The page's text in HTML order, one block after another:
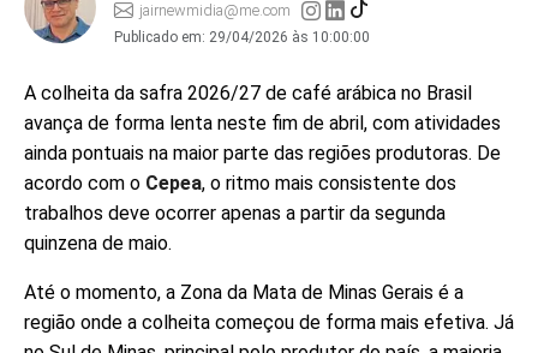
jairnewmidia@me.com
Publicado em: 29/04/2026 às 10:00:00
A colheita da safra 2026/27 de café arábica no Brasil
avança de forma lenta neste fim de abril, com atividades
ainda pontuais na maior parte das regiões produtoras. De
acordo com o Cepea, o ritmo mais consistente dos
trabalhos deve ocorrer apenas a partir da segunda
quinzena de maio.
Até o momento, a Zona da Mata de Minas Gerais é a
região onde a colheita começou de forma mais efetiva. Já